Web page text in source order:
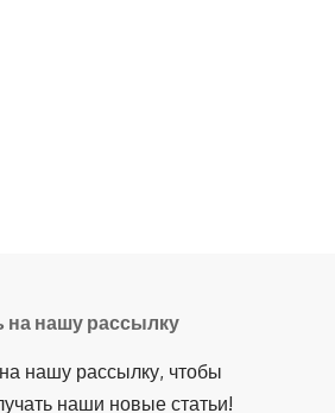
нашу рассылку
нашу рассылку, чтобы
наши новые статьи!